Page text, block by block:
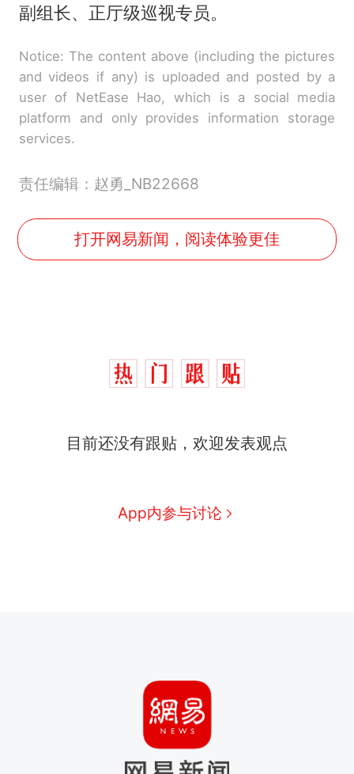
副组长、正厅级巡视专员。
Notice: The content above (including the pictures
and videos if any) is uploaded and posted by a
user of NetEase Hao, which is a social media
platform and only provides information storage
services.
责任编辑：赵勇_NB22668
打开网易新闻，阅读体验更佳
目前还没有跟贴，欢迎发表观点
App内参与讨论